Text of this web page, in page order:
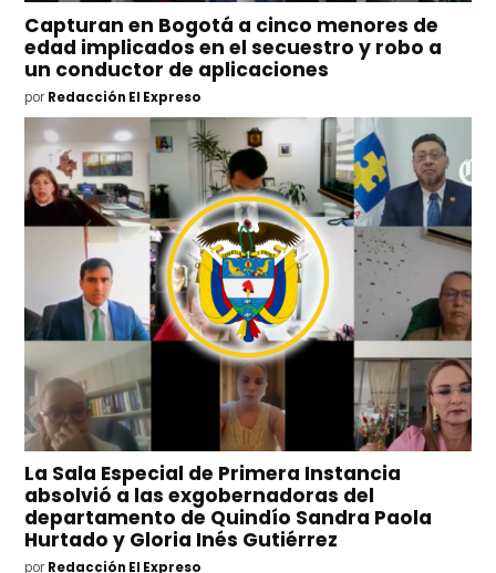
Capturan en Bogotá a cinco menores de
edad implicados en el secuestro y robo a
un conductor de aplicaciones
por Redacción El Expreso
La Sala Especial de Primera Instancia
absolvió a las exgobernadoras del
departamento de Quindío Sandra Paola
Hurtado y Gloria Inés Gutiérrez
por Redacción El Expreso